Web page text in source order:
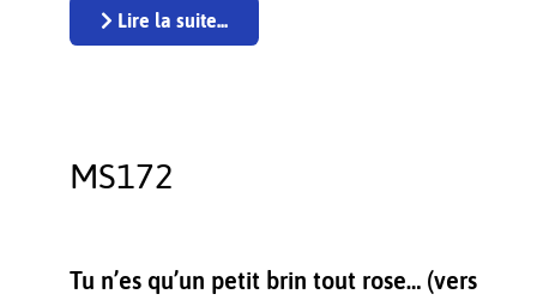
Lire la suite...
MS172
Tu n’es qu’un petit brin tout rose… (vers